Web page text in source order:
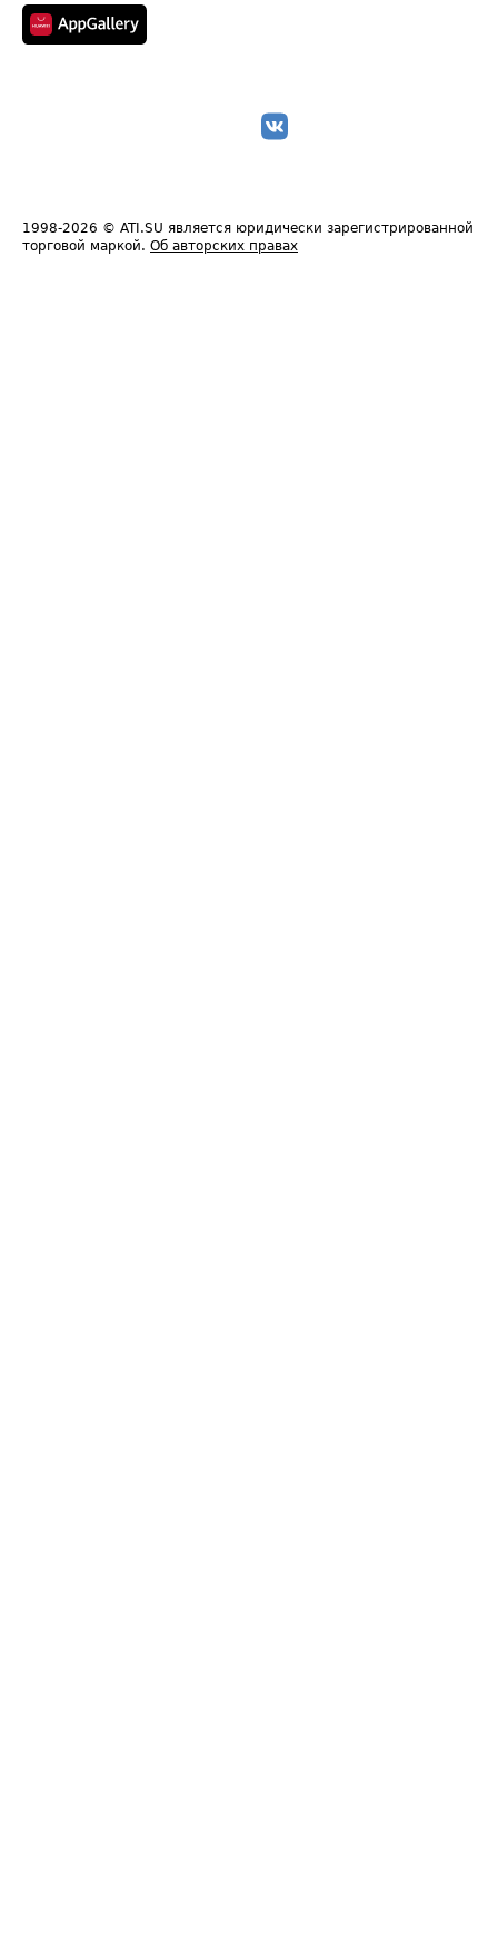
1998-2026 © ATI.SU является юридически зарегистрированной
торговой маркой. Об авторских правах